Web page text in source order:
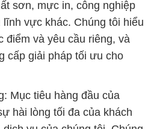
sơn, mực in, công nghiệp
vực khác. Chúng tôi hiểu
điểm và yêu cầu riêng, và
cấp giải pháp tối ưu cho
Mục tiêu hàng đầu của
hài lòng tối đa của khách